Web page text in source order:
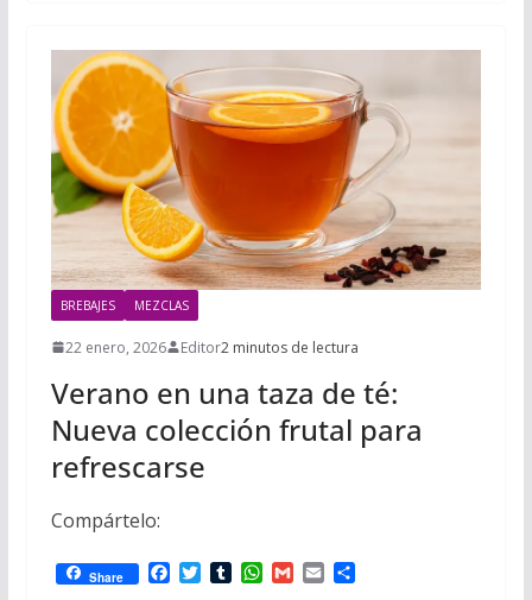
BREBAJES MEZCLAS
22 enero, 2026 Editor2 minutos de lectura
Verano en una taza de té:
Nueva colección frutal para
refrescarse
Compártelo:
Share
F
T
T
W G
E
C